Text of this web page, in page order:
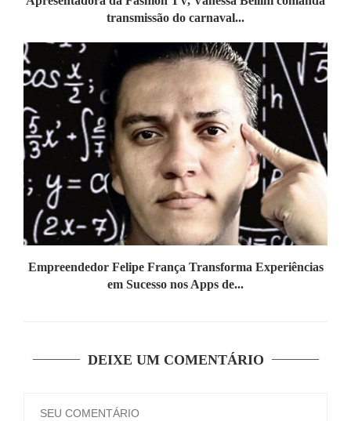
transmissão do carnaval...
Empreendedor Felipe França Transforma Experiências
em Sucesso nos Apps de...
DEIXE UM COMENTÁRIO